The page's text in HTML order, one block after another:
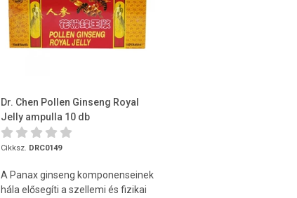
Dr. Chen Pollen Ginseng Royal
Jelly ampulla 10 db
Cikksz. DRC0149
A Panax ginseng komponenseinek
hála elősegíti a szellemi és fizikai